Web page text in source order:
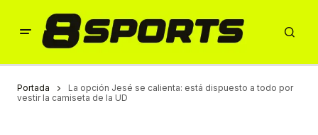
Portada
La opción Jesé se calienta: está dispuesto a todo por
vestir la camiseta de la UD